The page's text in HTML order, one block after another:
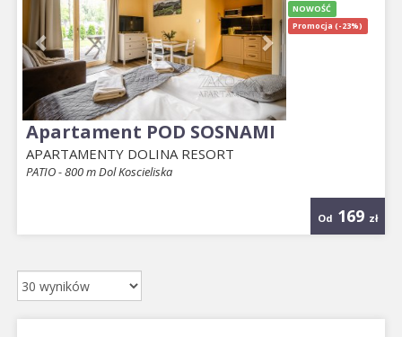
Od 169 zł
NOWOŚĆ
Promocja (-23%)
Apartament POD SOSNAMI
APARTAMENTY DOLINA RESORT
PATIO - 800 m Dol Koscieliska